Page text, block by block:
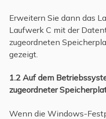
Erweitern Sie dann das
Laufwerk C mit der
zugeordneten
gezeigt.
1.2 Auf dem
zugeordneter
Wenn die Windows-